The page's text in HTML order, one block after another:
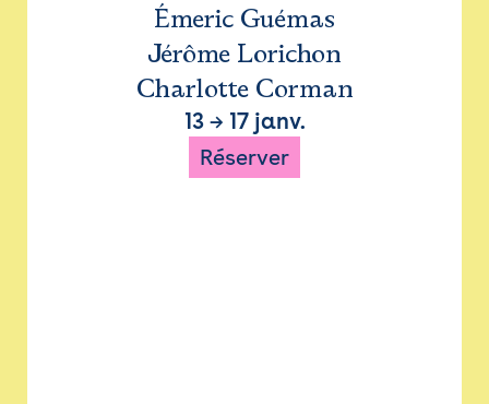
Émeric Guémas
Jérôme Lorichon
Charlotte Corman
13→ 17 janv.
Réserver